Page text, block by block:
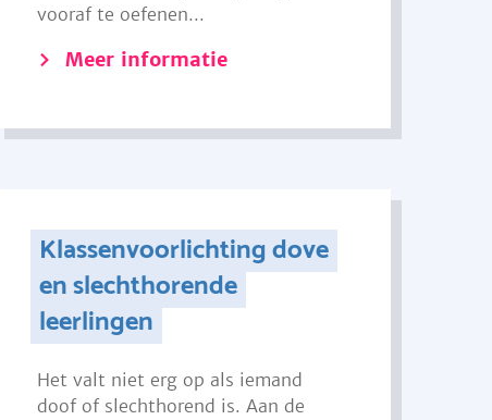
vooraf te oefenen...
Meer informatie
Klassenvoorlichting dove
en slechthorende
leerlingen
Het valt niet erg op als iemand
doof of slechthorend is. Aan de